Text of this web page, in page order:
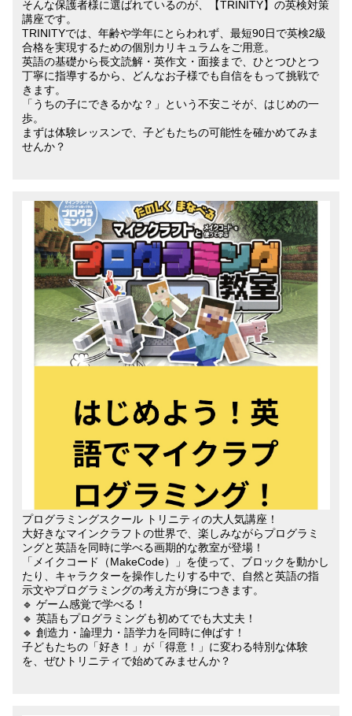
そんな保護者様に選ばれているのが、【TRINITY】の英検対策
講座です。
TRINITYでは、年齢や学年にとらわれず、最短90日で英検2級
合格を実現するための個別カリキュラムをご用意。
英語の基礎から長文読解・英作文・面接まで、ひとつひとつ
丁寧に指導するから、どんなお子様でも自信をもって挑戦で
きます。
「うちの子にできるかな？」という不安こそが、はじめの一
歩。
まずは体験レッスンで、子どもたちの可能性を確かめてみま
せんか？
プログラミングスクール トリニティの大人気講座！
大好きなマインクラフトの世界で、楽しみながらプログラミ
ングと英語を同時に学べる画期的な教室が登場！
「メイクコード（MakeCode）」を使って、ブロックを動かし
たり、キャラクターを操作したりする中で、自然と英語の指
示文やプログラミングの考え方が身につきます。
🔹 ゲーム感覚で学べる！
🔹 英語もプログラミングも初めてでも大丈夫！
🔹 創造力・論理力・語学力を同時に伸ばす！
子どもたちの「好き！」が「得意！」に変わる特別な体験
を、ぜひトリニティで始めてみませんか？